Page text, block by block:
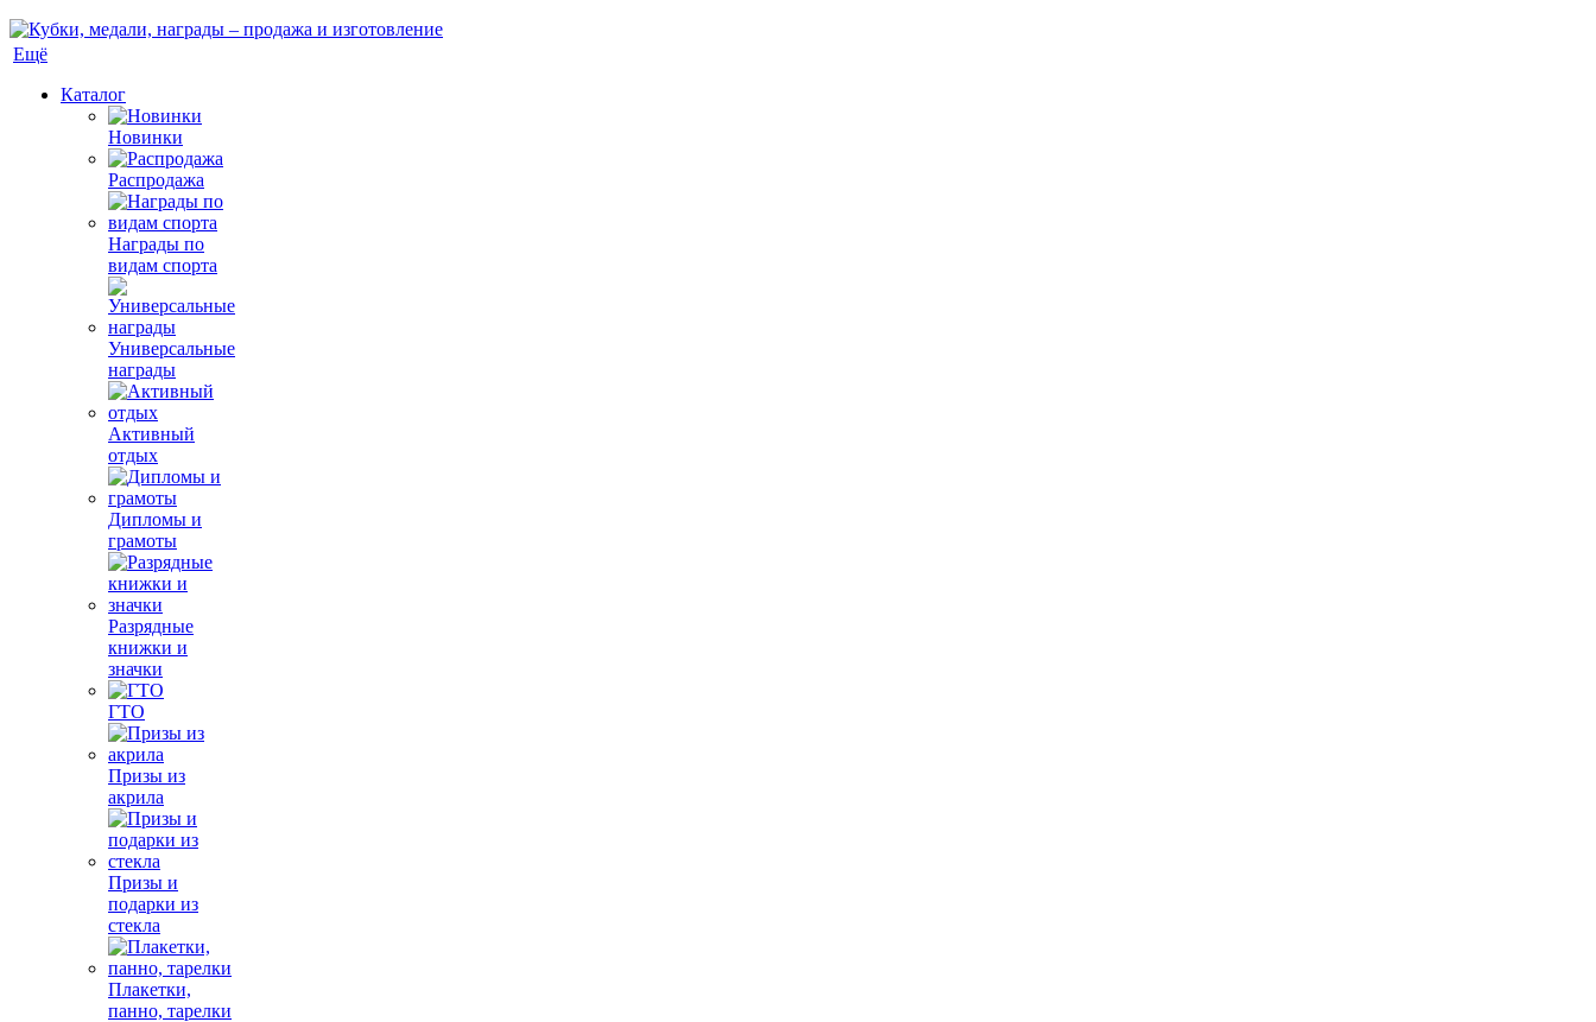
Ещё
Каталог
Новинки
Распродажа
Награды по
видам спорта
Универсальные
награды
Активный
отдых
Дипломы и
грамоты
Разрядные
книжки и
значки
ГТО
Призы из
акрила
Призы и
подарки из
стекла
Плакетки,
панно, тарелки